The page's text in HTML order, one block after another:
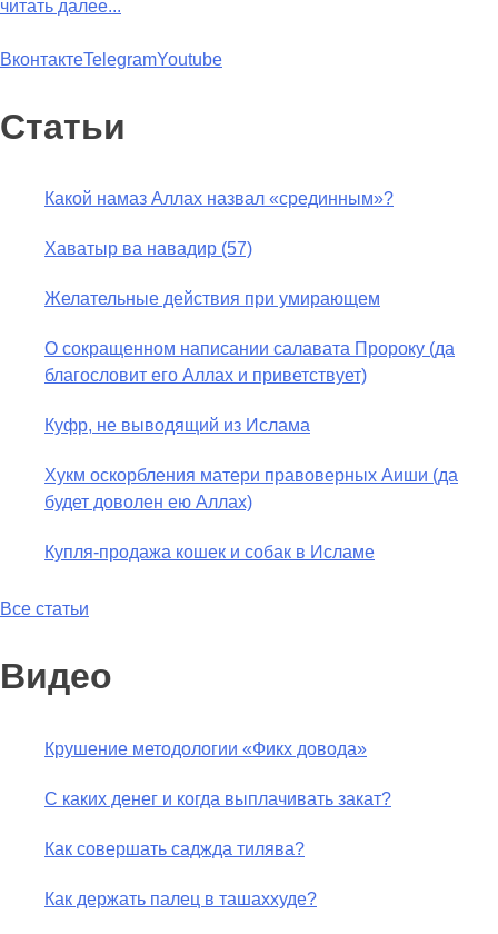
читать далее...
ВконтактеTelegramYoutube
Статьи
Какой намаз Аллах назвал «срединным»?
Хаватыр ва навадир (57)
Желательные действия при умирающем
О сокращенном написании салавата Пророку (да
благословит его Аллах и приветствует)
Куфр, не выводящий из Ислама
Хукм оскорбления матери правоверных Аиши (да
будет доволен ею Аллах)
Купля-продажа кошек и собак в Исламе
Все статьи
Видео
Крушение методологии «Фикх довода»
С каких денег и когда выплачивать закат?
Как совершать саджда тилява?
Как держать палец в ташаххуде?